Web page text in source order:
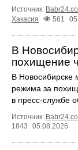
Источник:
Хакасия
561
В
похищение
В Новосибирске
режима за
в пресс-службе
Источник:
1843
05.08.2026